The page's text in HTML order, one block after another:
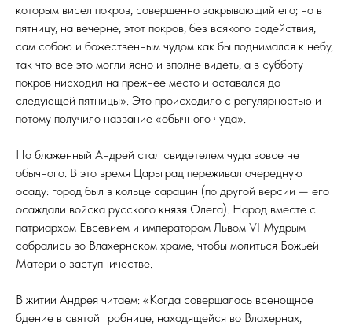
которым висел покров, совершенно закрывающий его; но в
пятницу, на вечерне, этот покров, без всякого содействия,
сам собою и божественным чудом как бы поднимался к небу,
так что все это могли ясно и вполне видеть, а в субботу
покров нисходил на прежнее место и оставался до
следующей пятницы». Это происходило с регулярностью и
потому получило название «обычного чуда».
Но блаженный Андрей стал свидетелем чуда вовсе не
обычного. В это время Царьград переживал очередную
осаду: город был в кольце сарацин (по другой версии — его
осаждали войска русского князя Олега). Народ вместе с
патриархом Евсевием и императором Львом VI Мудрым
собрались во Влахернском храме, чтобы молиться Божьей
Матери о заступничестве.
В житии Андрея читаем: «Когда совершалось всенощное
бдение в святой гробнице, находящейся во Влахернах,